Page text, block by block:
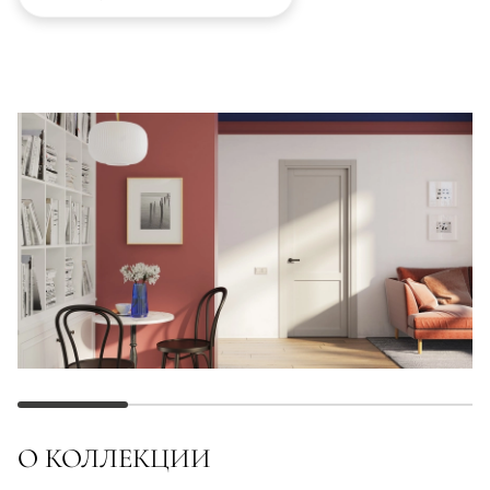
О КОЛЛЕКЦИИ